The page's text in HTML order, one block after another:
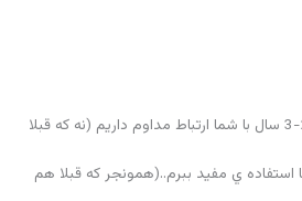
خدا رو شكر كه باز هم بعد 2-3 سال با شما ارتباط مداوم داريم (نه كه قبلا
استفاده ي مفيد ببرم..(همونجر كه قبلا هم